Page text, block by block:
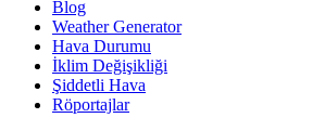
Blog
Weather Generator
Hava Durumu
İklim Değişikliği
Şiddetli Hava
Röportajlar